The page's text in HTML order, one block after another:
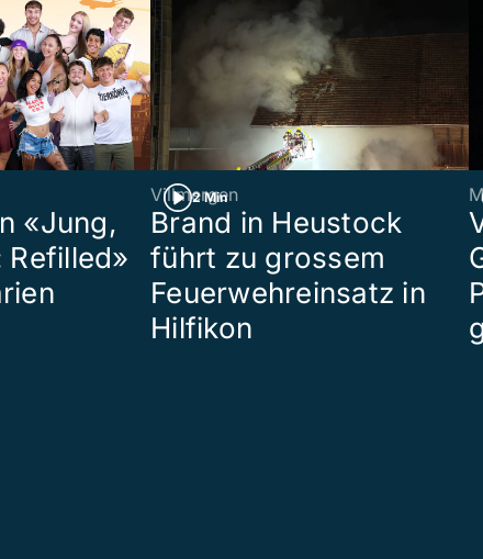
«Jung,
Refilled»
2 Min
Villmergen
Brand in Heustock
führt zu grossem
Feuerwehreinsatz in
Hilfikon